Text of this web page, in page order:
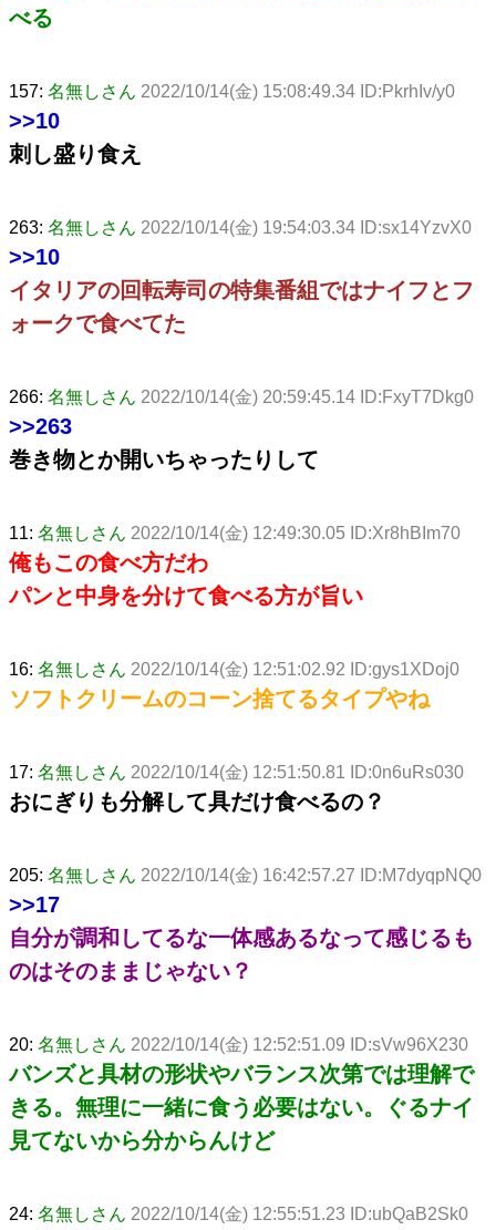
べる
157: 名無しさん 2022/10/14(金) 15:08:49.34 ID:PkrhIv/y0
>>10
刺し盛り食え
263: 名無しさん 2022/10/14(金) 19:54:03.34 ID:sx14YzvX0
>>10
イタリアの回転寿司の特集番組ではナイフとフ
ォークで食べてた
266: 名無しさん 2022/10/14(金) 20:59:45.14 ID:FxyT7Dkg0
>>263
巻き物とか開いちゃったりして
11: 名無しさん 2022/10/14(金) 12:49:30.05 ID:Xr8hBIm70
俺もこの食べ方だわ
パンと中身を分けて食べる方が旨い
16: 名無しさん 2022/10/14(金) 12:51:02.92 ID:gys1XDoj0
ソフトクリームのコーン捨てるタイプやね
17: 名無しさん 2022/10/14(金) 12:51:50.81 ID:0n6uRs030
おにぎりも分解して具だけ食べるの？
205: 名無しさん 2022/10/14(金) 16:42:57.27 ID:M7dyqpNQ0
>>17
自分が調和してるな一体感あるなって感じるも
のはそのままじゃない？
20: 名無しさん 2022/10/14(金) 12:52:51.09 ID:sVw96X230
バンズと具材の形状やバランス次第では理解で
きる。無理に一緒に食う必要はない。ぐるナイ
見てないから分からんけど
24: 名無しさん 2022/10/14(金) 12:55:51.23 ID:ubQaB2Sk0